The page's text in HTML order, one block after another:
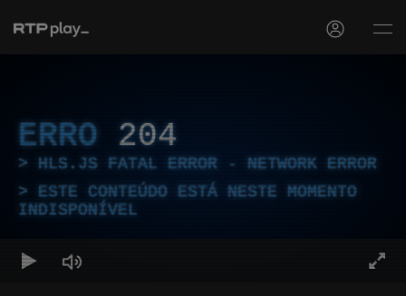
ERRO 204
HLS.JS FATAL ERROR - NETWORK ERROR
ESTE CONTEÚDO ESTÁ NESTE MOMENTO
INDISPONÍVEL